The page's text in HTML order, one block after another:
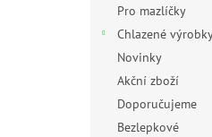
Pro mazlíčky
Chlazené
Novinky
Akční zboží
Doporučujeme
Bezlepkové